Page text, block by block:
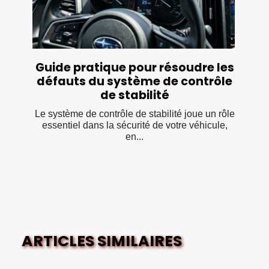
Guide pratique pour résoudre les
défauts du système de contrôle
de stabilité
Le système de contrôle de stabilité joue un rôle
essentiel dans la sécurité de votre véhicule,
en...
ARTICLES SIMILAIRES